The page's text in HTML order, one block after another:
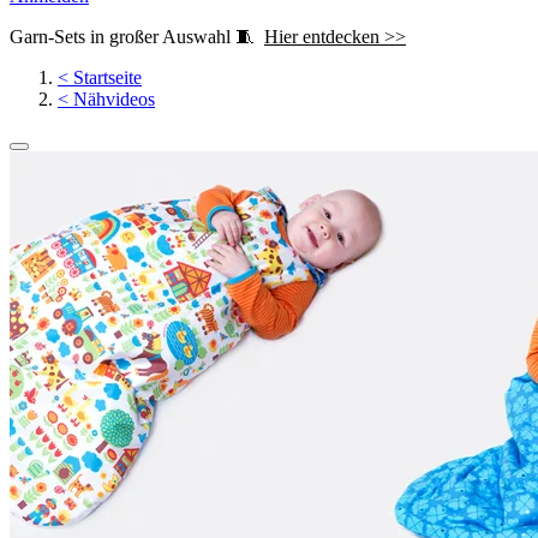
Garn-Sets in großer Auswahl 🧵 Hier entdecken >>
< Startseite
< Nähvideos